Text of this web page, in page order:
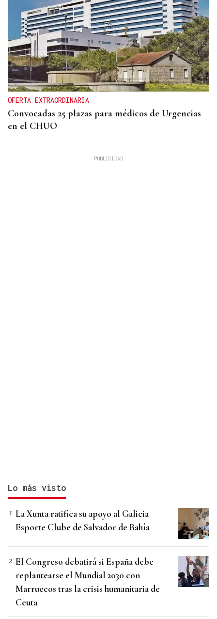
OFERTA EXTRAORDINARIA
Convocadas 25 plazas para médicos de Urgencias
en el CHUO
Lo más visto
La Xunta ratifica su apoyo al Galicia
Esporte Clube de Salvador de Bahía
El Congreso debatirá si España debe
replantearse el Mundial 2030 con
Marruecos tras la crisis humanitaria de
Ceuta